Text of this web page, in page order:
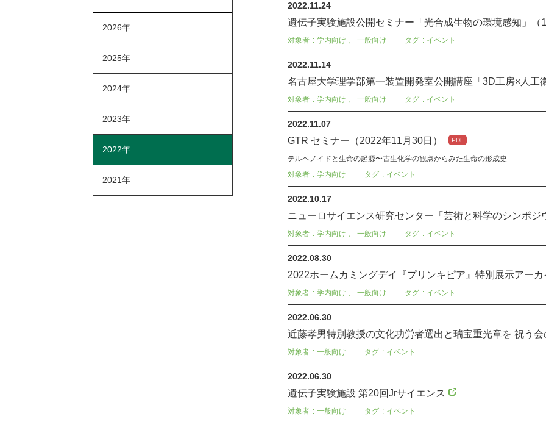
2022.11.24
遺伝子実験施設公開セミナー「光合成生物の環境感知」（
対象者 学内向け 、 一般向け タグ イベント
2022.11.14
名古屋大学理学部第一装置開発室公開講座「3D工房×人工
対象者 学内向け 、 一般向け タグ イベント
2022.11.07
GTR セミナー（2022年11月30日）
テルペノイドと生命の起源〜古生化学の観点からみた生命の形成史
対象者
学内向け タグ イベント
2022.10.17
ニューロサイエンス研究センター「芸術と科学のシンポジ
対象者 学内向け 、 一般向け タグ イベント
2022.08.30
2022ホームカミングデイ『プリンキピア』特別展示アーカ
対象者 学内向け 、 一般向け タグ イベント
2022.06.30
近藤孝男特別教授の文化功労者選出と瑞宝重光章を 祝う
対象者 一般向け タグ イベント
2022.06.30
遺伝子実験施設 第20回Jrサイエンス
対象者 一般向け タグ イベント
2026年
2025年
2024年
2023年
2022年
2021年